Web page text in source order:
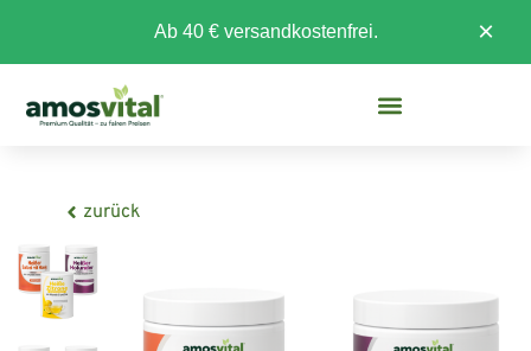
Ab 40 € versandkostenfrei. ×
zurück